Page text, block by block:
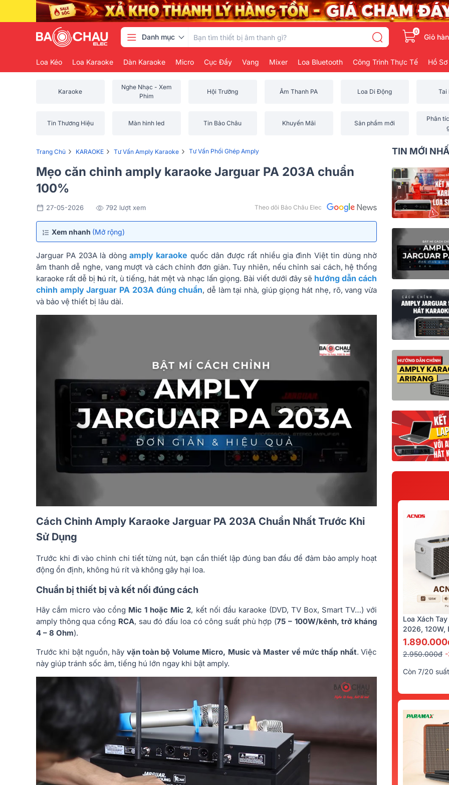
Danh mục
0
Giỏ
Loa Kéo Loa Karaoke Dàn Karaoke Micro Cục Đẩy Vang Mixer Loa Bluetooth Công Trình Thực Tế Hồ
Karaoke
Nghe Nhạc - Xem
Phim
Hội Trường Âm Thanh PA Loa Di Động Tai
Tin Thương Hiệu Màn hình led Tin Bảo Châu Khuyến Mãi Sản phẩm mới
Phân
Trang Chủ › KARAOKE › Tư Vấn Amply Karaoke › Tư Vấn Phối Ghép Amply
Mẹo căn chỉnh amply karaoke Jarguar PA 203A chuẩn
100%
27-05-2026 792 lượt xem Theo dõi Bảo Châu Elec
Xem nhanh (Mở rộng)
Jarguar PA 203A là dòngamply karaoke quốc dân được rất nhiều gia đình Việt tin dùng nhờ
âm thanh dễ nghe, vang mượt và cách chỉnh đơn giản. Tuy nhiên, nếu chỉnh sai cách, hệ thống
karaoke rất dễ bị hú rít, ù tiếng, hát mệt và nhạc lấn giọng. Bài viết dưới đây sẽ hướng dẫn cách
chỉnh amply Jarguar PA 203A đúng chuẩn, dễ làm tại nhà, giúp giọng hát nhẹ, rõ, vang vừa
và bảo vệ thiết bị lâu dài.
Cách Chỉnh Amply Karaoke Jarguar PA 203A Chuẩn Nhất Trước Khi
Sử Dụng
Trước khi đi vào chỉnh chi tiết từng nút, bạn cần thiết lập đúng ban đầu để đảm bảo amply hoạt
động ổn định, không hú rít và không gây hại loa.
Chuẩn bị thiết bị và kết nối đúng cách
Hãy cắm micro vào cổng Mic 1 hoặc Mic 2, kết nối đầu karaoke (DVD, TV Box, Smart TV…) với
amply thông qua cổng RCA, sau đó đấu loa có công suất phù hợp (75 – 100W/kênh, trở kháng
4 – 8 Ohm).
Trước khi bật nguồn, hãy vặn toàn bộ Volume Micro, Music và Master về mức thấp nhất. Việc
này giúp tránh sốc âm, tiếng hú lớn ngay khi bật amply.
TIN MỚI
Loa Xách
2026, 120W,
Kèm 2 Tay
2.950.000đ
Còn 7/20 suất